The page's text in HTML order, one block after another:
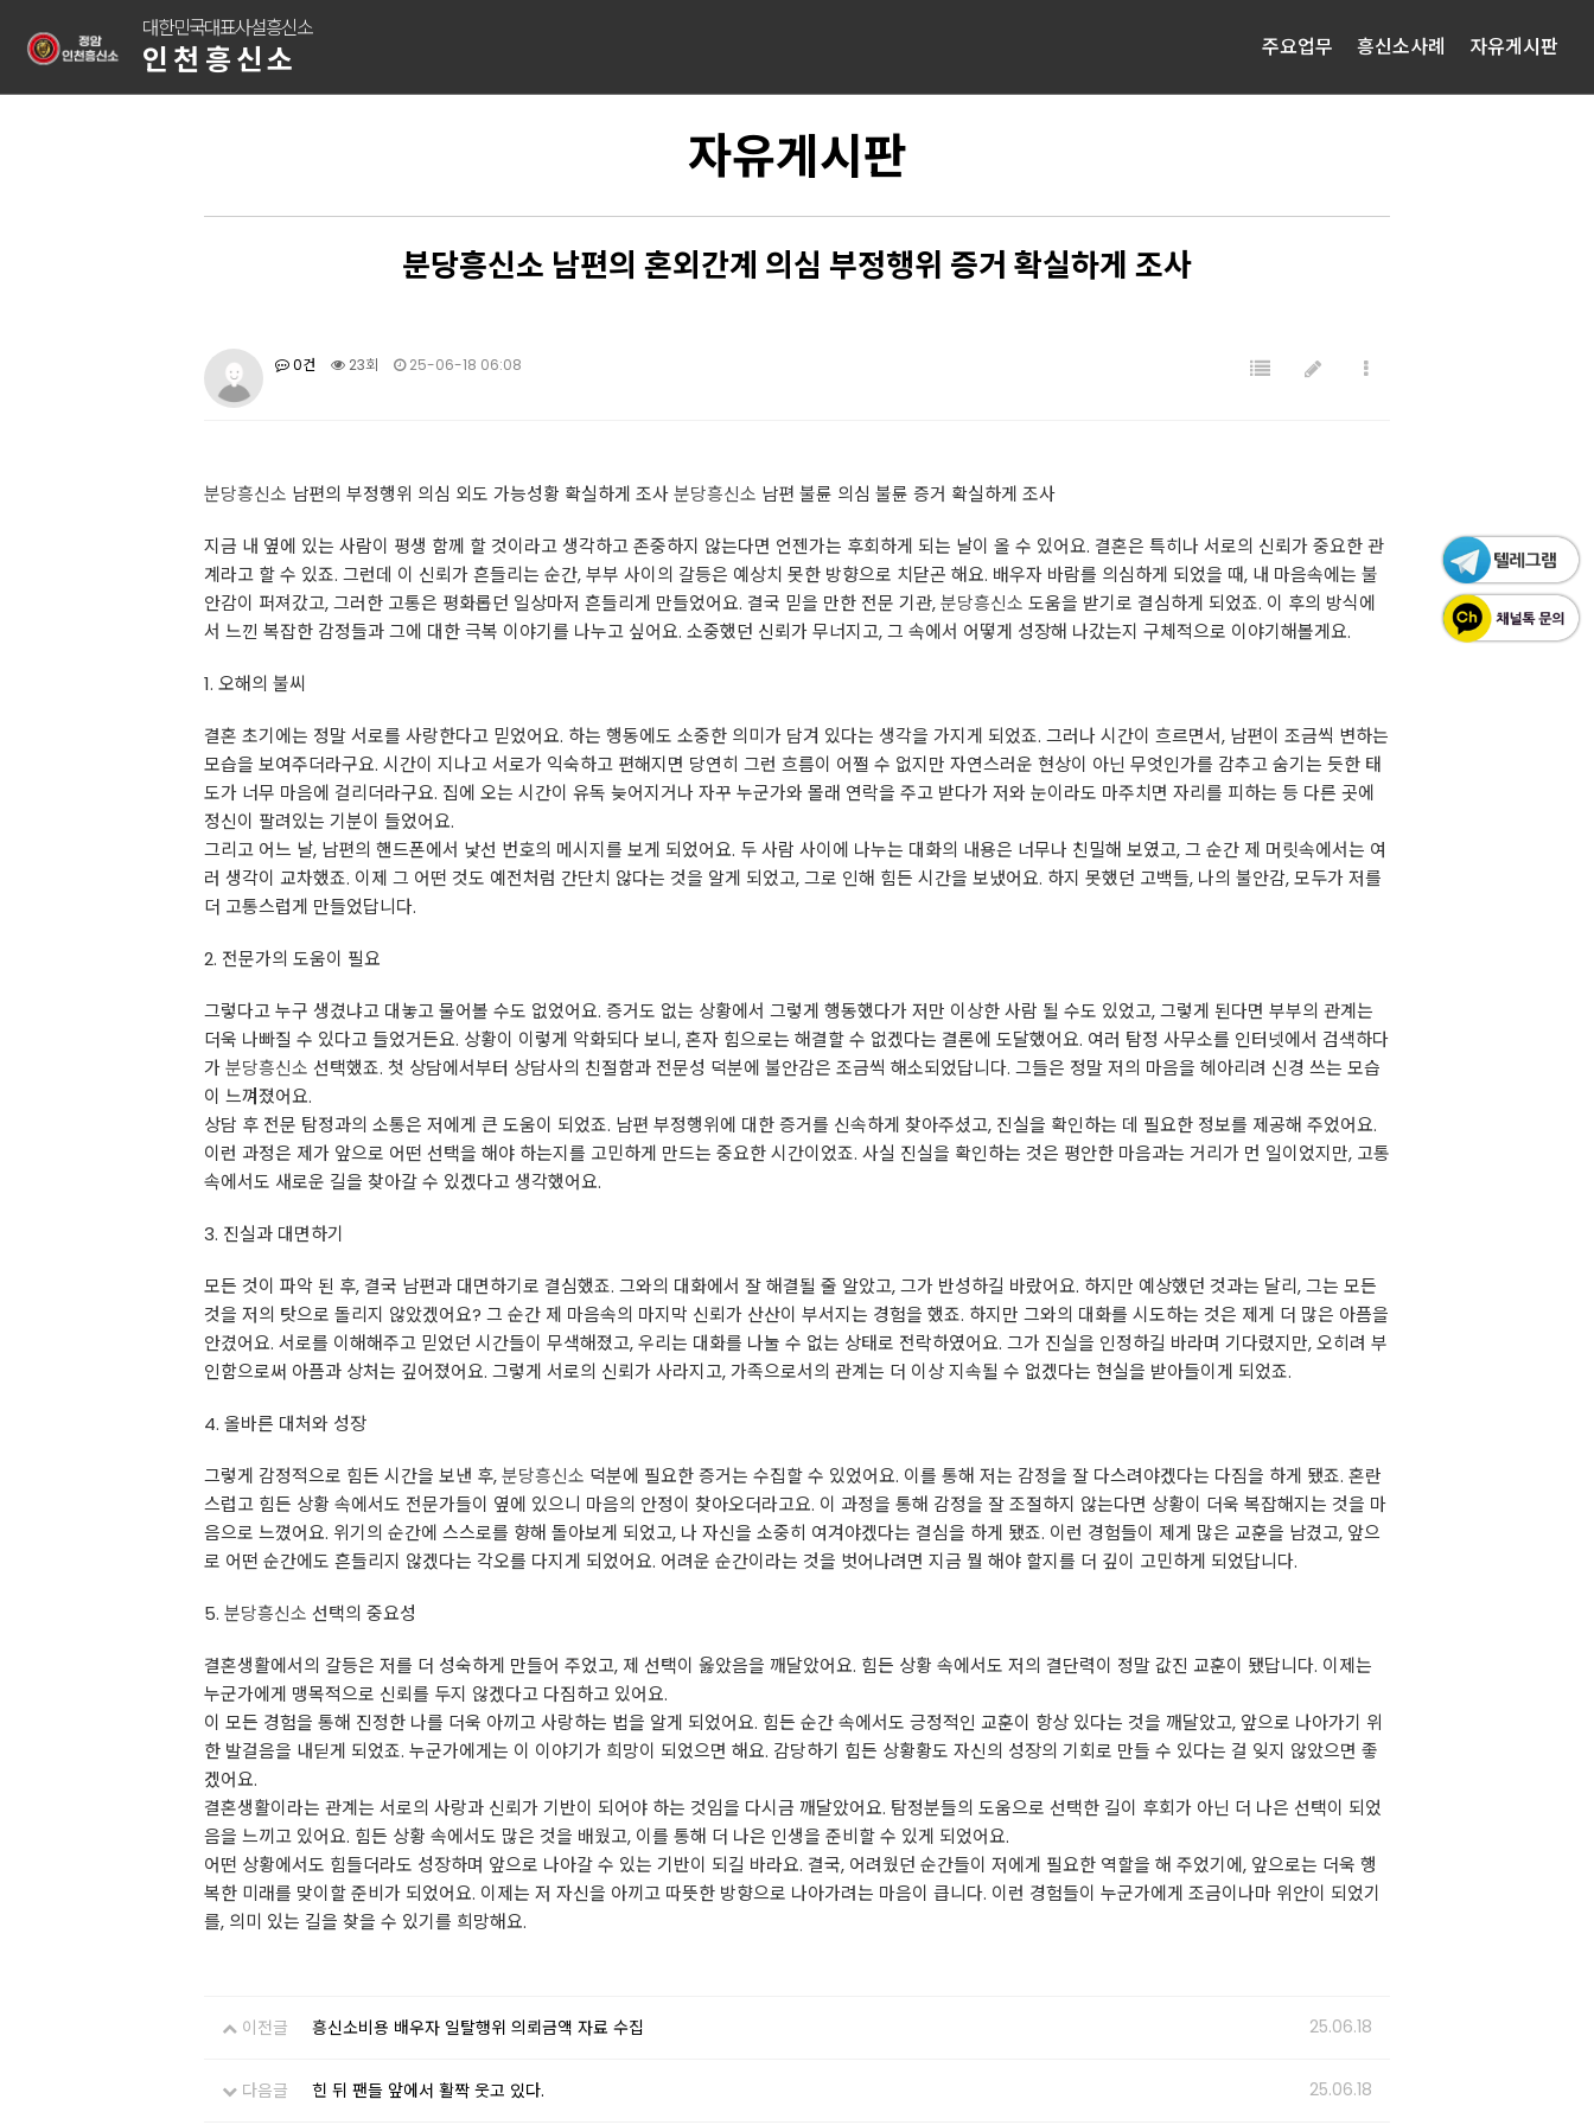
대한민국대표사설흥신소
인천흥신소 주요업무 흥신소사례 자유게시판
자유게시판
분당흥신소 남편의 혼외간계 의심 부정행위 증거 확실하게 조사
0건 23회 25-06-18 06:08
분당흥신소 남편의 부정행위 의심 외도 가능성황 확실하게 조사분당흥신소 남편 불륜 의심 불륜 증거 확실하게 조사
지금 내 옆에 있는 사람이 평생 함께 할 것이라고 생각하고 존중하지 않는다면 언젠가는 후회하게 되는 날이 올 수 있어요. 결혼은 특히나 서로의 신뢰가 중요한 관
계라고 할 수 있죠. 그런데 이 신뢰가 흔들리는 순간, 부부 사이의 갈등은 예상치 못한 방향으로 치닫곤 해요. 배우자 바람를 의심하게 되었을 때, 내 마음속에는 불
안감이 퍼져갔고, 그러한 고통은 평화롭던 일상마저 흔들리게 만들었어요. 결국 믿을 만한 전문 기관,분당흥신소 도움을 받기로 결심하게 되었죠. 이 후의 방식에
서 느낀 복잡한 감정들과 그에 대한 극복 이야기를 나누고 싶어요. 소중했던 신뢰가 무너지고, 그 속에서 어떻게 성장해 나갔는지 구체적으로 이야기해볼게요.
1. 오해의 불씨
결혼 초기에는 정말 서로를 사랑한다고 믿었어요. 하는 행동에도 소중한 의미가 담겨 있다는 생각을 가지게 되었죠. 그러나 시간이 흐르면서, 남편이 조금씩 변하는
모습을 보여주더라구요. 시간이 지나고 서로가 익숙하고 편해지면 당연히 그런 흐름이 어쩔 수 없지만 자연스러운 현상이 아닌 무엇인가를 감추고 숨기는 듯한 태
도가 너무 마음에 걸리더라구요. 집에 오는 시간이 유독 늦어지거나 자꾸 누군가와 몰래 연락을 주고 받다가 저와 눈이라도 마주치면 자리를 피하는 등 다른 곳에
정신이 팔려있는 기분이 들었어요.
그리고 어느 날, 남편의 핸드폰에서 낯선 번호의 메시지를 보게 되었어요. 두 사람 사이에 나누는 대화의 내용은 너무나 친밀해 보였고, 그 순간 제 머릿속에서는 여
러 생각이 교차했죠. 이제 그 어떤 것도 예전처럼 간단치 않다는 것을 알게 되었고, 그로 인해 힘든 시간을 보냈어요. 하지 못했던 고백들, 나의 불안감, 모두가 저를
더 고통스럽게 만들었답니다.
2. 전문가의 도움이 필요
그렇다고 누구 생겼냐고 대놓고 물어볼 수도 없었어요. 증거도 없는 상황에서 그렇게 행동했다가 저만 이상한 사람 될 수도 있었고, 그렇게 된다면 부부의 관계는
더욱 나빠질 수 있다고 들었거든요. 상황이 이렇게 악화되다 보니, 혼자 힘으로는 해결할 수 없겠다는 결론에 도달했어요. 여러 탐정 사무소를 인터넷에서 검색하다
가분당흥신소 선택했죠. 첫 상담에서부터 상담사의 친절함과 전문성 덕분에 불안감은 조금씩 해소되었답니다. 그들은 정말 저의 마음을 헤아리려 신경 쓰는 모습
이 느껴졌어요.
상담 후 전문 탐정과의 소통은 저에게 큰 도움이 되었죠. 남편 부정행위에 대한 증거를 신속하게 찾아주셨고, 진실을 확인하는 데 필요한 정보를 제공해 주었어요.
이런 과정은 제가 앞으로 어떤 선택을 해야 하는지를 고민하게 만드는 중요한 시간이었죠. 사실 진실을 확인하는 것은 평안한 마음과는 거리가 먼 일이었지만, 고통
속에서도 새로운 길을 찾아갈 수 있겠다고 생각했어요.
3. 진실과 대면하기
모든 것이 파악 된 후, 결국 남편과 대면하기로 결심했죠. 그와의 대화에서 잘 해결될 줄 알았고, 그가 반성하길 바랐어요. 하지만 예상했던 것과는 달리, 그는 모든
것을 저의 탓으로 돌리지 않았겠어요? 그 순간 제 마음속의 마지막 신뢰가 산산이 부서지는 경험을 했죠. 하지만 그와의 대화를 시도하는 것은 제게 더 많은 아픔을
안겼어요. 서로를 이해해주고 믿었던 시간들이 무색해졌고, 우리는 대화를 나눌 수 없는 상태로 전락하였어요. 그가 진실을 인정하길 바라며 기다렸지만, 오히려 부
인함으로써 아픔과 상처는 깊어졌어요. 그렇게 서로의 신뢰가 사라지고, 가족으로서의 관계는 더 이상 지속될 수 없겠다는 현실을 받아들이게 되었죠.
4. 올바른 대처와 성장
그렇게 감정적으로 힘든 시간을 보낸 후,분당흥신소 덕분에 필요한 증거는 수집할 수 있었어요. 이를 통해 저는 감정을 잘 다스려야겠다는 다짐을 하게 됐죠. 혼란
스럽고 힘든 상황 속에서도 전문가들이 옆에 있으니 마음의 안정이 찾아오더라고요. 이 과정을 통해 감정을 잘 조절하지 않는다면 상황이 더욱 복잡해지는 것을 마
음으로 느꼈어요. 위기의 순간에 스스로를 향해 돌아보게 되었고, 나 자신을 소중히 여겨야겠다는 결심을 하게 됐죠. 이런 경험들이 제게 많은 교훈을 남겼고, 앞으
로 어떤 순간에도 흔들리지 않겠다는 각오를 다지게 되었어요. 어려운 순간이라는 것을 벗어나려면 지금 뭘 해야 할지를 더 깊이 고민하게 되었답니다.
5. 분당흥신소 선택의 중요성
결혼생활에서의 갈등은 저를 더 성숙하게 만들어 주었고, 제 선택이 옳았음을 깨달았어요. 힘든 상황 속에서도 저의 결단력이 정말 값진 교훈이 됐답니다. 이제는
누군가에게 맹목적으로 신뢰를 두지 않겠다고 다짐하고 있어요.
이 모든 경험을 통해 진정한 나를 더욱 아끼고 사랑하는 법을 알게 되었어요. 힘든 순간 속에서도 긍정적인 교훈이 항상 있다는 것을 깨달았고, 앞으로 나아가기 위
한 발걸음을 내딛게 되었죠. 누군가에게는 이 이야기가 희망이 되었으면 해요. 감당하기 힘든 상황황도 자신의 성장의 기회로 만들 수 있다는 걸 잊지 않았으면 좋
겠어요.
결혼생활이라는 관계는 서로의 사랑과 신뢰가 기반이 되어야 하는 것임을 다시금 깨달았어요. 탐정분들의 도움으로 선택한 길이 후회가 아닌 더 나은 선택이 되었
음을 느끼고 있어요. 힘든 상황 속에서도 많은 것을 배웠고, 이를 통해 더 나은 인생을 준비할 수 있게 되었어요.
어떤 상황에서도 힘들더라도 성장하며 앞으로 나아갈 수 있는 기반이 되길 바라요. 결국, 어려웠던 순간들이 저에게 필요한 역할을 해 주었기에, 앞으로는 더욱 행
복한 미래를 맞이할 준비가 되었어요. 이제는 저 자신을 아끼고 따뜻한 방향으로 나아가려는 마음이 큽니다. 이런 경험들이 누군가에게 조금이나마 위안이 되었기
를, 의미 있는 길을 찾을 수 있기를 희망해요.
이전글 흥신소비용 배우자 일탈행위 의뢰금액 자료 수집 25.06.18
다음글 힌 뒤 팬들 앞에서 활짝 웃고 있다. 25.06.18